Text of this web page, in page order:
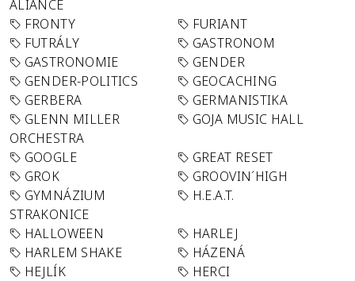
ALIANCE
FRONTY
FURIANT
FUTRÁLY
GASTRONOM
GASTRONOMIE
GENDER
GENDER-POLITICS
GEOCACHING
GERBERA
GERMANISTIKA
GLENN MILLER
ORCHESTRA
GOJA MUSIC HALL
GOOGLE
GREAT RESET
GROK
GROOVIN´HIGH
GYMNÁZIUM
STRAKONICE
H.E.A.T.
HALLOWEEN
HARLEJ
HARLEM SHAKE
HÁZENÁ
HEJLÍK
HERCI